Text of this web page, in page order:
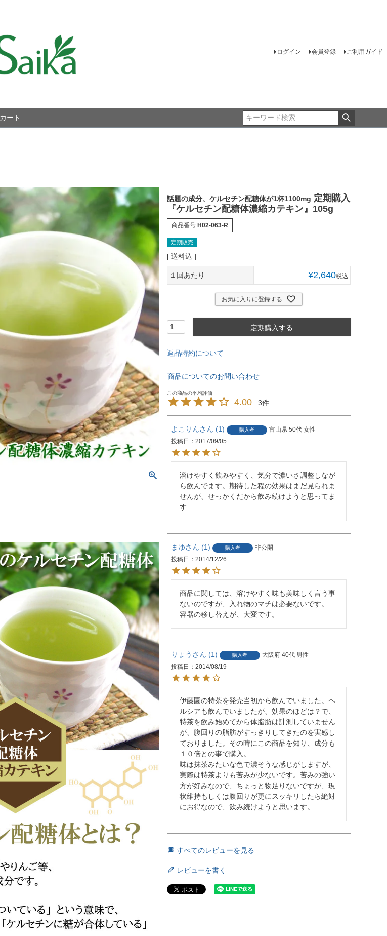
ログイン 会員登録 ご利用ガイド
カート
話題の成分、ケルセチン配糖体が1杯1100mg 定期購入
『ケルセチン配糖体濃縮カテキン』105g
商品番号 H02-063-R
定期販売
送料込
１回あたり ¥2,640税込
お気に入りに登録する
定期購入する
返品特約について
商品についてのお問い合わせ
4.00 3
よこりん 1 購入者 富山県 50代 女性
投稿日
2017/09/05
溶けやすく飲みやすく、気分で濃いさ調整しなが
ら飲んでます。期待した程の効果はまだ見られま
せんが、せっかくだから飲み続けようと思ってま
す
まゆ 1 購入者
非公開
投稿日
2014/12/26
商品に関しては、溶けやすく味も美味しく言う事
ないのですが、入れ物のマチは必要ないです。
容器の移し替えが、大変です。
りょう 1 購入者 大阪府 40代 男性
投稿日
2014/08/19
伊藤園の特茶を発売当初から飲んでいました。ヘ
ルシアも飲んでいましたが、効果のほどは？で、
特茶を飲み始めてから体脂肪は計測していません
が、腹回りの脂肪がすっきりしてきたのを実感し
ておりました。その時にこの商品を知り、成分も
１０倍との事で購入。
味は抹茶みたいな色で濃そうな感じがしますが、
実際は特茶よりも苦みが少ないです。苦みの強い
方が好みなので、ちょっと物足りないですが、現
状維持もしくは腹回りが更にスッキリしたら絶対
にお得なので、飲み続けようと思います。
すべてのレビューを見る
レビューを書く